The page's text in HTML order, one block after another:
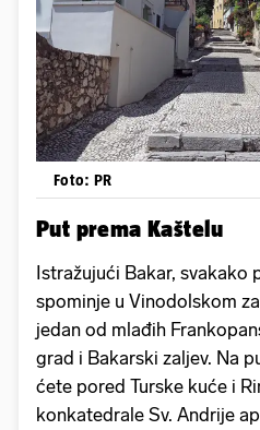
Foto: PR
Put prema Kaštelu
Istražujući Bakar,
spominje u Vinodolskom
jedan od mlađih
grad i Bakarski zaljev. Na
ćete pored Turske kuće i
konkatedrale Sv. Andrije